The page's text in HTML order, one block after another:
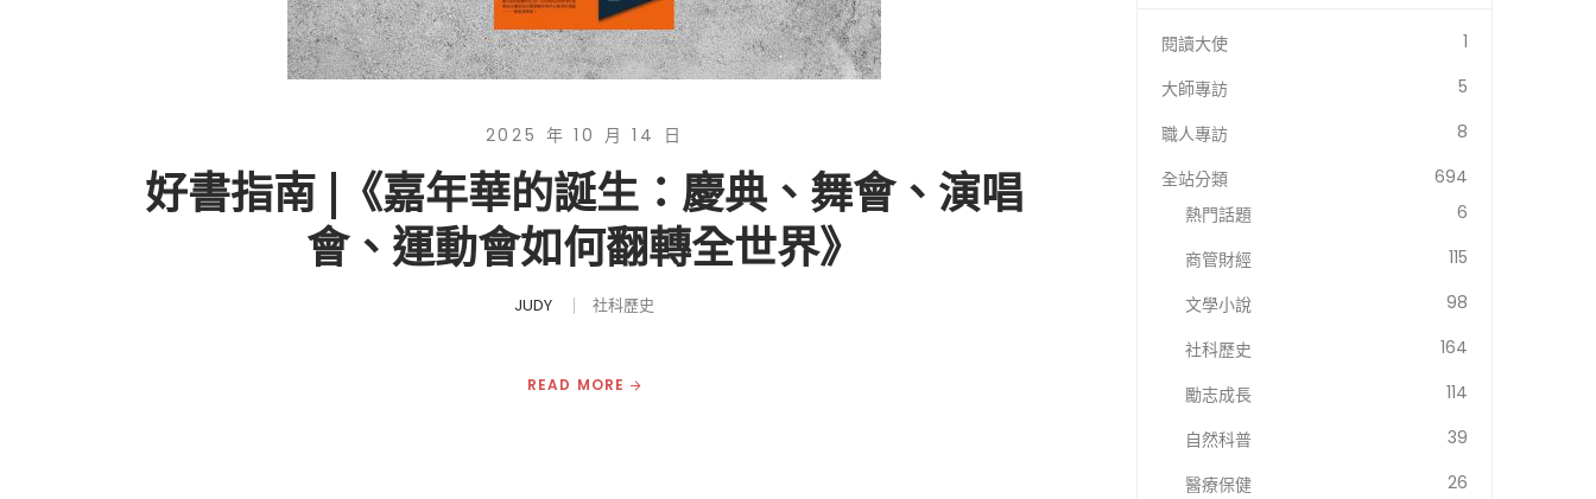
2025 年 10 月 14 日
好書指南 |《嘉年華的誕生：慶典、舞會、演唱
會、運動會如何翻轉全世界》
JUDY 社科歷史
READ MORE
閱讀大使
1
大師專訪
5
職人專訪
8
全站分類
694
熱門話題
6
商管財經
115
文學小說
98
社科歷史
164
勵志成長
114
自然科普
39
醫療保健
26